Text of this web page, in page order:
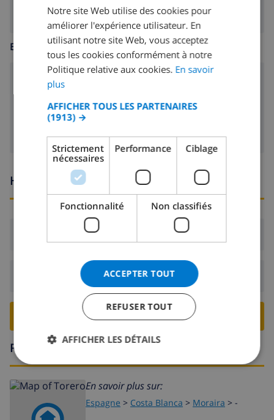
ENFANTS BIENVENUS
Heures d'arrivée et de départ
Arrivée: De 16:00 avant 19:00
Départ:Avant: 10:00
RESERVER CETTE VILLA ›
Région
En savoir plus sur:
Espagne > Costa Blanca > Moraira > -
DUTCH
SPANISH
GERMAN
DANISH
Notre site Web utilise des cookies pour
améliorer l'expérience utilisateur. En
utilisant notre site Web, vous acceptez
tous les cookies conformément à notre
Politique relative aux cookies. En savoir
plus
AFFICHER TOUS LES PARTENAIRES
(1913) →
Strictement
nécessaires
Performance Ciblage
Fonctionnalité Non classifiés
ACCEPTER TOUT
REFUSER TOUT
AFFICHER LES DÉTAILS